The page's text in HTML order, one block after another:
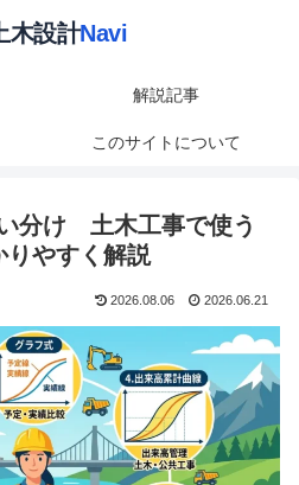
解説記事
このサイトについて
分け 土木工事で使う
りやすく解説
2026.08.06 2026.06.21